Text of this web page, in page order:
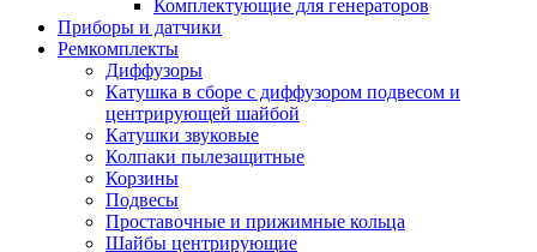
Комплектующие для генераторов
Приборы и датчики
Ремкомплекты
Диффузоры
Катушка в сборе с диффузором подвесом и
центрирующей шайбой
Катушки звуковые
Колпаки пылезащитные
Корзины
Подвесы
Проставочные и прижимные кольца
Шайбы центрирующие